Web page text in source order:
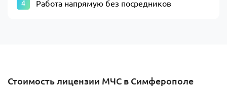
Работа напрямую без посредников
Стоимость лицензии МЧС в Симферополе